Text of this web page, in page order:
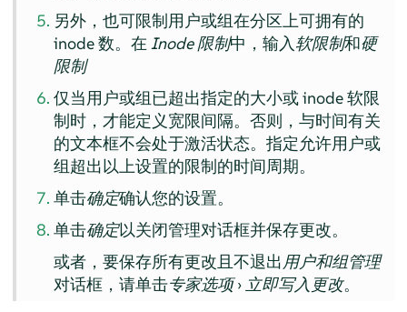
另外，也可限制用户或组在分区上可拥有的
inode 数。在Inode 限制中，输入软限制和硬
限制
仅当用户或组已超出指定的大小或 inode 软限
制时，才能定义宽限间隔。否则，与时间有关
的文本框不会处于激活状态。指定允许用户或
组超出以上设置的限制的时间周期。
单击确定确认您的设置。
单击确定以关闭管理对话框并保存更改。
或者，要保存所有更改且不退出用户和组管理
对话框，请单击专家选项› 立即写入更改。